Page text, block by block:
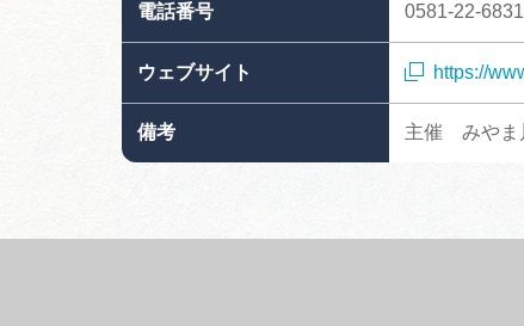
電話番号 0581-22-6831
ウェブサイト https://
備考 主催 みやま